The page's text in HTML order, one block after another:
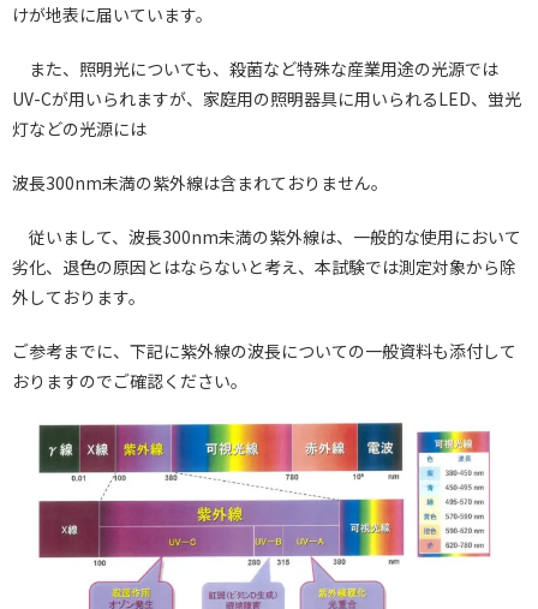
けが地表に届いています。
また、照明光についても、殺菌など特殊な産業用途の光源では
UV-Cが用いられますが、家庭用の照明器具に用いられるLED、蛍光
灯などの光源には
波長300nm未満の紫外線は含まれておりません。
従いまして、波長300nm未満の紫外線は、一般的な使用において
劣化、退色の原因とはならないと考え、本試験では測定対象から除
外しております。
ご参考までに、下記に紫外線の波長についての一般資料も添付して
おりますのでご確認ください。